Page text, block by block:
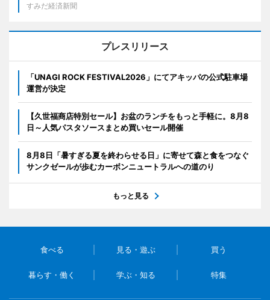
すみだ経済新聞
プレスリリース
「UNAGI ROCK FESTIVAL2026」にてアキッパの公式駐車場
運営が決定
【久世福商店特別セール】お盆のランチをもっと手軽に。8月8
日～人気パスタソースまとめ買いセール開催
8月8日「暑すぎる夏を終わらせる日」に寄せて森と食をつなぐ
サンクゼールが歩むカーボンニュートラルへの道のり
もっと見る
食べる 見る・遊ぶ 買う
暮らす・働く 学ぶ・知る 特集